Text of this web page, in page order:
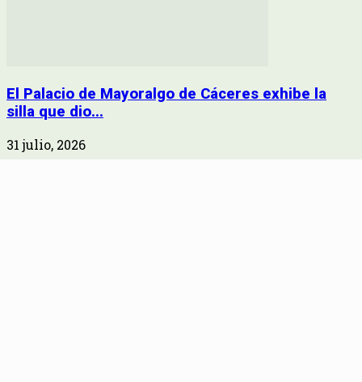
El Palacio de Mayoralgo de Cáceres exhibe la
silla que dio...
31 julio, 2026